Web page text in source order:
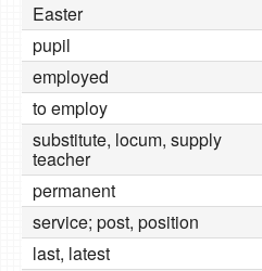
Easter
pupil
employed
to employ
substitute, locum, supply
teacher
permanent
service; post, position
last, latest